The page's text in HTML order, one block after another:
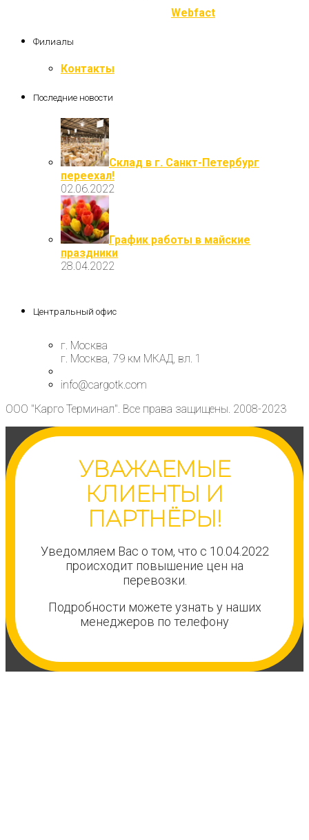
Webfact
Филиалы
Контакты
Последние новости
Склад в г. Санкт-Петербург
переехал!
02.06.2022
График работы в майские
праздники
28.04.2022
Центральный офис
г. Москва
г. Москва, 79 км МКАД, вл. 1
info@cargotk.com
ООО "Карго Терминал". Все права защищены. 2008-2023
УВАЖАЕМЫЕ
КЛИЕНТЫ И
ПАРТНЁРЫ!
Уведомляем Вас о том, что с 10.04.2022
происходит повышение цен на
перевозки.
Подробности можете узнать у наших
менеджеров по телефону